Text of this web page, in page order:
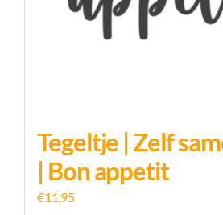
Tegeltje | Zelf
| Bon appetit
€11,95